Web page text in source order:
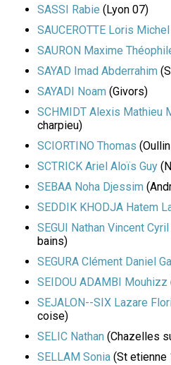
SASSI Rabie (Lyon 07)
SAUCEROTTE Loris Michel
SAURON Maxime
SAYAD Imad Abderrahim
SAYADI Noam (Givors)
SCHMIDT Alexis Mathieu
charpieu)
SCIORTINO Thomas
SCTRICK Ariel Aloïs Guy
SEBAA Noha Djessim
SEDDIK KHODJA Hatem
SEGUI Nathan Vincent Cyril
bains)
SEGURA Clément Daniel
SEIDOU ADAMBI Mouhizz
SEJALON--SIX Lazare
coise)
SELIC Nathan (Chazelles
SELLAM Sonia (St etienne